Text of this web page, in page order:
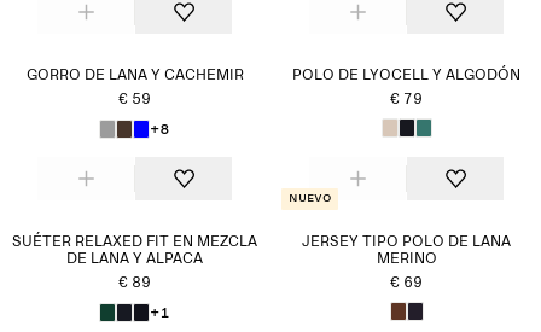
GORRO DE LANA Y CACHEMIR
€ 59
+8
POLO DE LYOCELL Y ALGODÓN
€ 79
SUÉTER RELAXED FIT EN MEZCLA
DE LANA Y ALPACA
€ 89
+1
Nuevo
JERSEY TIPO POLO DE LANA
MERINO
€ 69